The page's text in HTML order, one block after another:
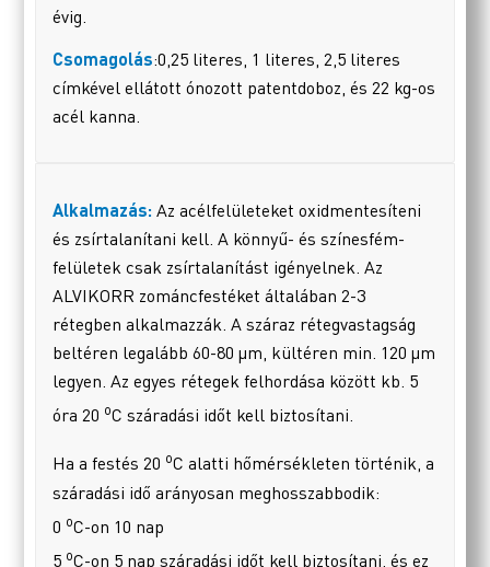
évig.
Csomagolás:0,25 literes, 1 literes, 2,5 literes
címkével ellátott ónozott patentdoboz, és 22 kg-os
acél kanna.
Alkalmazás: Az acélfelületeket oxidmentesíteni
és zsírtalanítani kell. A könnyű- és színesfém-
felületek csak zsírtalanítást igényelnek. Az
ALVIKORR zománcfestéket általában 2-3
rétegben alkalmazzák. A száraz rétegvastagság
beltéren legalább 60-80 µm, kültéren min. 120 µm
legyen. Az egyes rétegek felhordása között kb. 5
óra 20 oC száradási időt kell biztosítani.
Ha a festés 20 oC alatti hőmérsékleten történik, a
száradási idő arányosan meghosszabbodik:
0 oC-on 10 nap
5 oC-on 5 nap száradási időt kell biztosítani, és ez